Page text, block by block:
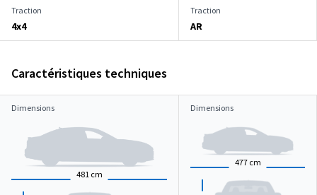
Traction
4x4
Traction
AR
Caractéristiques techniques
Dimensions
481 cm
Dimensions
477 cm